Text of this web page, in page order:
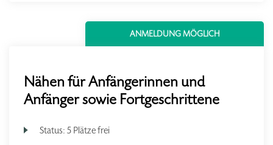
ANMELDUNG MÖGLICH
Nähen für Anfängerinnen und
Anfänger sowie Fortgeschrittene
Status: 5 Plätze frei